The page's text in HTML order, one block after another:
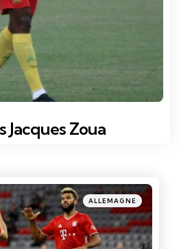
Jacques Zoua
Posté
dans
ALLEMAGNE